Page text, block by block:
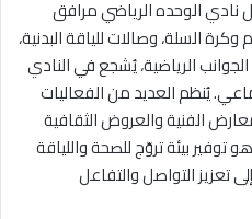
نادي الوحده الرياضي مرافق
السلة، وصالات للياقة البدنية،
الرياضية، يُشجع في النادي
يُنظم العديد من الفعاليات
الفنية والعروض الثقافية
بيئة تروّج للصحة واللياقة
تعزيز التواصل والتفاعل